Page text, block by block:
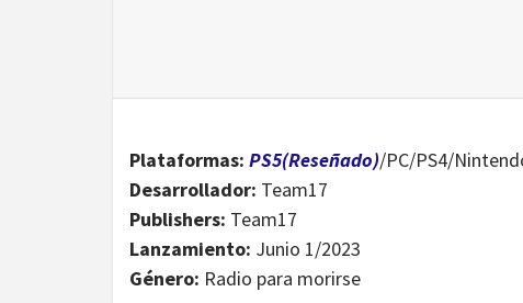
Plataformas: PS5(Reseñado)/PC/PS4/
Desarrollador: Team17
Publishers: Team17
Lanzamiento: Junio 1/2023
Género: Radio para morirse